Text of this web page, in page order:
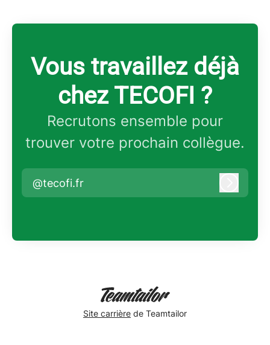
Vous travaillez déjà
chez TECOFI ?
Recrutons ensemble pour
trouver votre prochain collègue.
@tecofi.fr
Site carrière de Teamtailor